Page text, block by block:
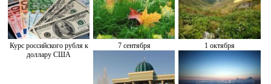
Курс российского рубля к
доллару США
7 сентября 1 октября